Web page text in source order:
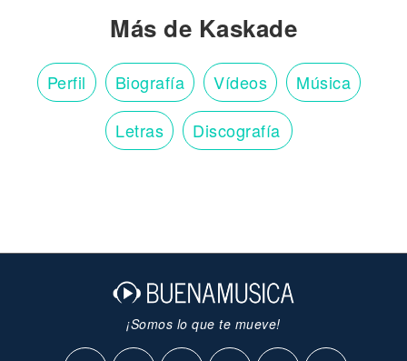
Más de Kaskade
Perfil Biografía Vídeos Música
Letras Discografía
¡Somos lo que te mueve!